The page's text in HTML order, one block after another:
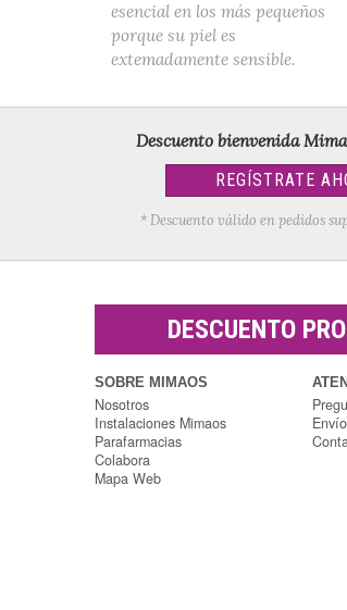
esencial en los más pequeños
porque su piel es
extemadamente sensible.
Descuento bienvenida
REGÍSTRATE
* Descuento válido en pedidos
DESCUENTO
SOBRE MIMAOS
Nosotros
Instalaciones Mimaos
Parafarmacias
Colabora
Mapa Web